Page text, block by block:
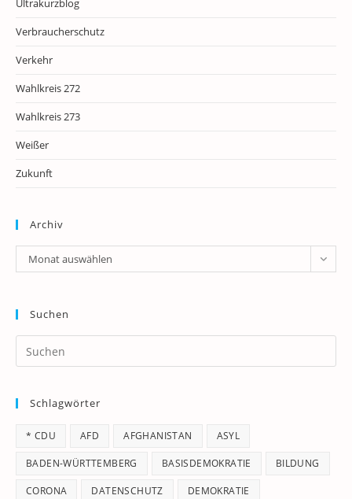
Ultrakurzblog
Verbraucherschutz
Verkehr
Wahlkreis 272
Wahlkreis 273
Weißer
Zukunft
Archiv
Archiv
Monat auswählen
Suchen
Schlagwörter
* CDU AFD AFGHANISTAN ASYL
BADEN-WÜRTTEMBERG BASISDEMOKRATIE BILDUNG
CORONA DATENSCHUTZ DEMOKRATIE